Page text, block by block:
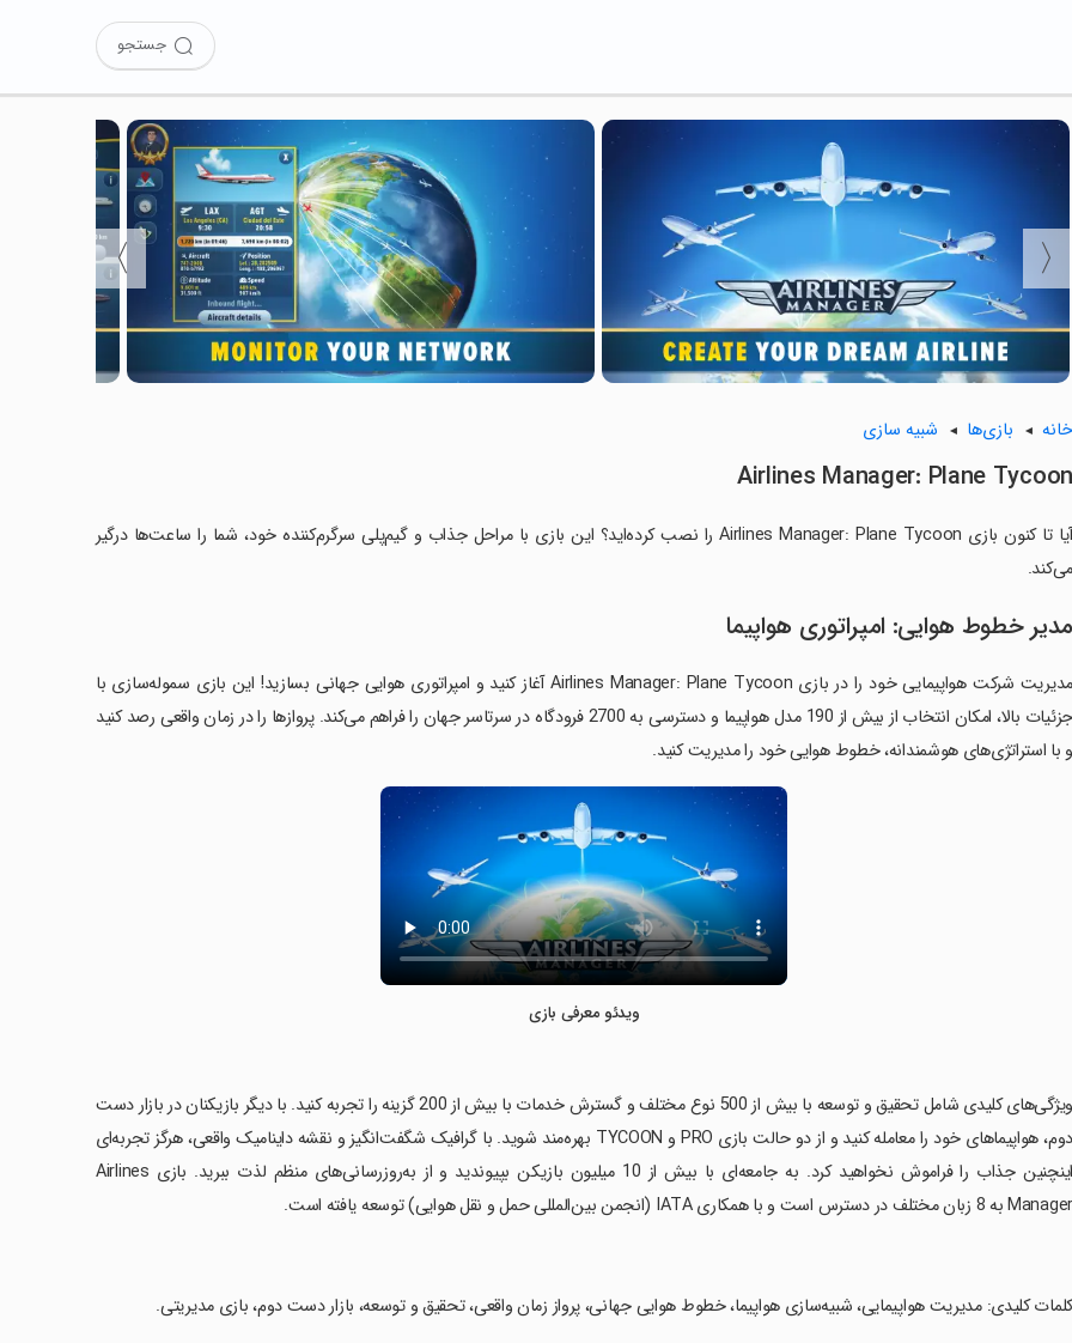
جستجو
〈
〉
خانه بازی‌ها شبیه سازی
Airlines Manager: Plane Tycoon
آیا تا کنون بازی Airlines Manager: Plane Tycoon را نصب کرده‌اید؟ این بازی با مراحل جذاب و گیم‌پلی سرگرم‌کننده خود، شما را ساعت‌ها درگیر
می‌کند.
مدیر خطوط هوایی: امپراتوری هواپیما
مدیریت شرکت هواپیمایی خود را در بازی Airlines Manager: Plane Tycoon آغاز کنید و امپراتوری هوایی جهانی بسازید! این بازی سموله‌سازی با
جزئیات بالا، امکان انتخاب از بیش از 190 مدل هواپیما و دسترسی به 2700 فرودگاه در سرتاسر جهان را فراهم می‌کند. پروازها را در زمان واقعی رصد کنید
و با استراتژی‌های هوشمندانه، خطوط هوایی خود را مدیریت کنید.
ویدئو معرفی بازی
‏ویژگی‌های کلیدی شامل تحقیق و توسعه با بیش از 500 نوع مختلف و گسترش خدمات با بیش از 200 گزینه را تجربه کنید. با دیگر بازیکنان در بازار دست
دوم، هواپیماهای خود را معامله کنید و از دو حالت بازی PRO و TYCOON بهره‌مند شوید. با گرافیک شگفت‌انگیز و نقشه داینامیک واقعی، هرگز تجربه‌ای
اینچنین جذاب را فراموش نخواهید کرد. به جامعه‌ای با بیش از 10 میلیون بازیکن بپیوندید و از به‌روزرسانی‌های منظم لذت ببرید. بازی Airlines
Manager به 8 زبان مختلف در دسترس است و با همکاری IATA (انجمن بین‌المللی حمل و نقل هوایی) توسعه یافته است.
‏کلمات کلیدی: مدیریت هواپیمایی، شبیه‌سازی هواپیما، خطوط هوایی جهانی، پرواز زمان واقعی، تحقیق و توسعه، بازار دست دوم، بازی مدیریتی.